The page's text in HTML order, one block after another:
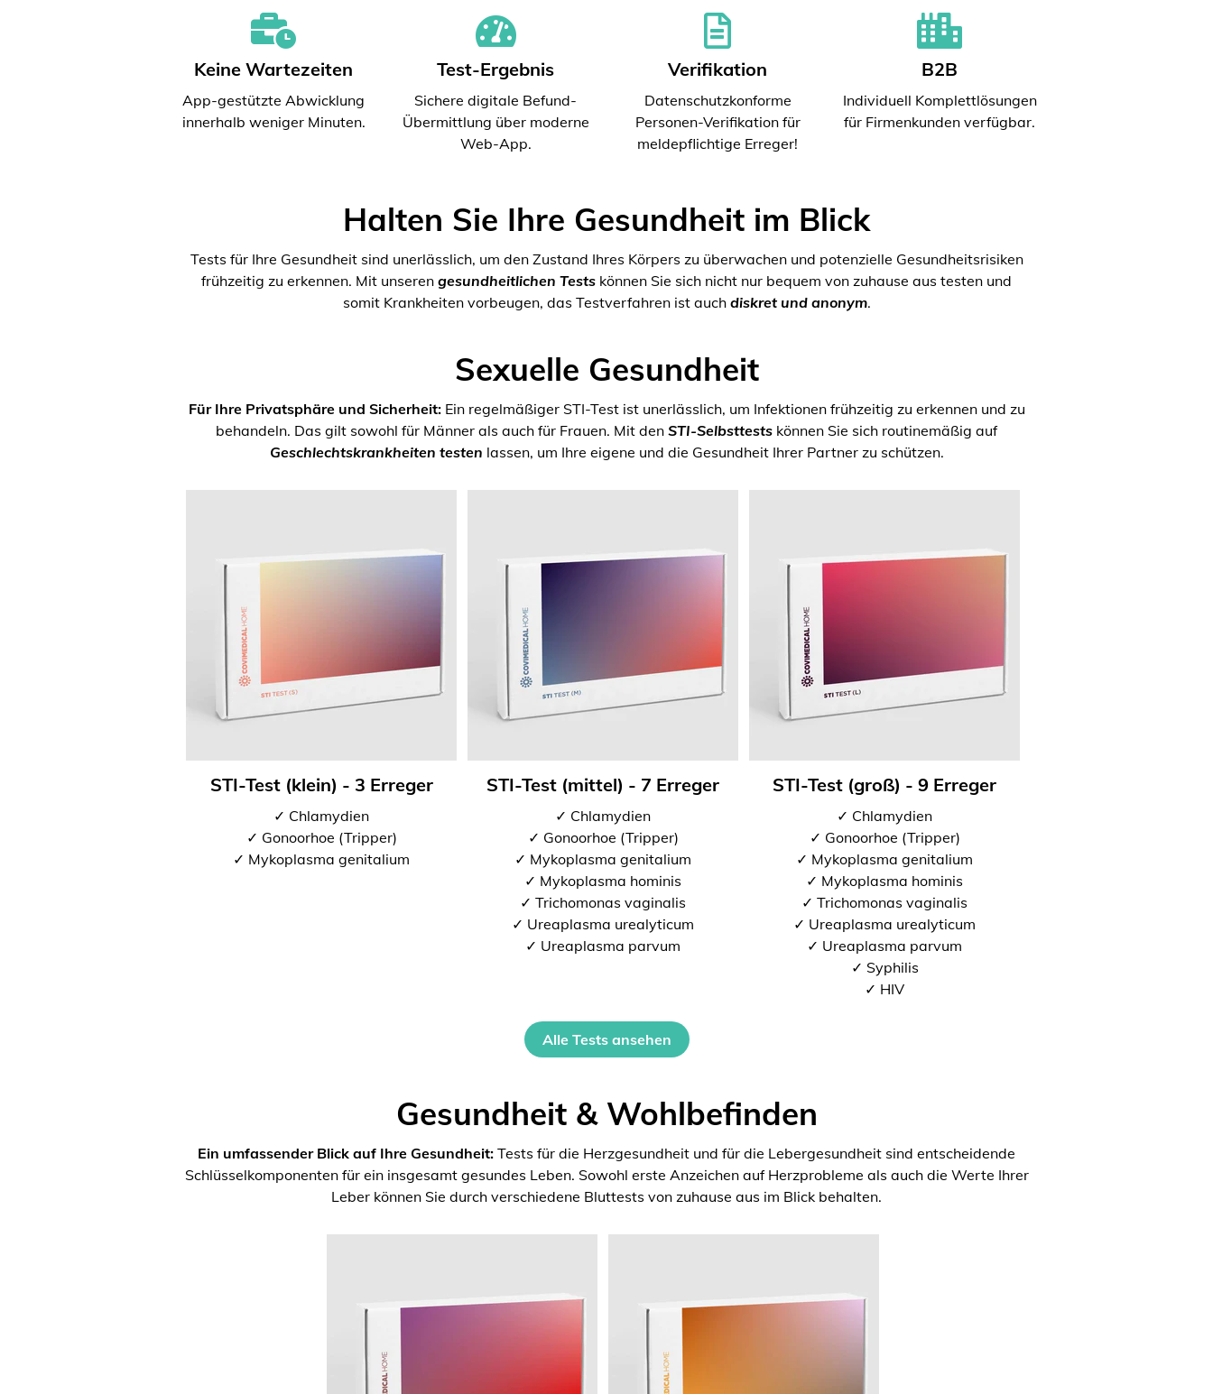
Keine Wartezeiten
App-gestützte Abwicklung
innerhalb weniger Minuten.
Test-Ergebnis
Sichere digitale Befund-
Übermittlung über moderne
Web-App.
Verifikation
Datenschutzkonforme
Personen-Verifikation für
meldepflichtige Erreger!
B2B
Individuell Komplettlösungen
für Firmenkunden verfügbar.
Halten Sie Ihre Gesundheit im Blick
Tests für Ihre Gesundheit sind unerlässlich, um den Zustand Ihres Körpers zu überwachen und potenzielle Gesundheitsrisiken
frühzeitig zu erkennen. Mit unseren gesundheitlichen Tests können Sie sich nicht nur bequem von zuhause aus testen und
somit Krankheiten vorbeugen, das Testverfahren ist auch diskret und anonym.
Sexuelle Gesundheit
Für Ihre Privatsphäre und Sicherheit:Ein regelmäßiger STI-Test ist unerlässlich, um Infektionen frühzeitig zu erkennen und zu
behandeln. Das gilt sowohl für Männer als auch für Frauen. Mit den STI-Selbsttests können Sie sich routinemäßig auf
Geschlechtskrankheiten testen lassen, um Ihre eigene und die Gesundheit Ihrer Partner zu schützen.
STI-Test (klein) - 3 Erreger
✓ Chlamydien
✓ Gonoorhoe (Tripper)
✓ Mykoplasma genitalium
STI-Test (mittel) - 7 Erreger
✓ Chlamydien
✓ Gonoorhoe (Tripper)
✓ Mykoplasma genitalium
✓ Mykoplasma hominis
✓ Trichomonas vaginalis
✓ Ureaplasma urealyticum
✓ Ureaplasma parvum
STI-Test (groß) - 9 Erreger
✓ Chlamydien
✓ Gonoorhoe (Tripper)
✓ Mykoplasma genitalium
✓ Mykoplasma hominis
✓ Trichomonas vaginalis
✓ Ureaplasma urealyticum
✓ Ureaplasma parvum
✓ Syphilis
✓ HIV
Alle Tests ansehen
Gesundheit & Wohlbefinden
Ein umfassender Blick auf Ihre Gesundheit: Tests für die Herzgesundheit und für die Lebergesundheit sind entscheidende
Schlüsselkomponenten für ein insgesamt gesundes Leben. Sowohl erste Anzeichen auf Herzprobleme als auch die Werte Ihrer
Leber können Sie durch verschiedene Bluttests von zuhause aus im Blick behalten.